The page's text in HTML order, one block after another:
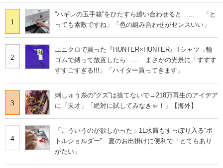
1
“ハギレの玉手箱”をひたすら縫い合わせると…… 「と
っても素敵ですね」「色の組み合わせがセンスいい」
2
ユニクロで買った『HUNTER×HUNTER』Tシャツ→輪
ゴムで縛って放置したら…… まさかの光景に「すすす
すすごすぎる!!!」「ハイター買ってきます」
3
刺しゅう糸の“クズ”は捨てないで→218万再生のアイデア
に「天才」「絶対に試してみなきゃ！」【海外】
4
「こういうのが欲しかった」1L水筒もすっぽり入る“ボ
トルショルダー” 夏のお出掛けに便利で「とてもあり
がたい」